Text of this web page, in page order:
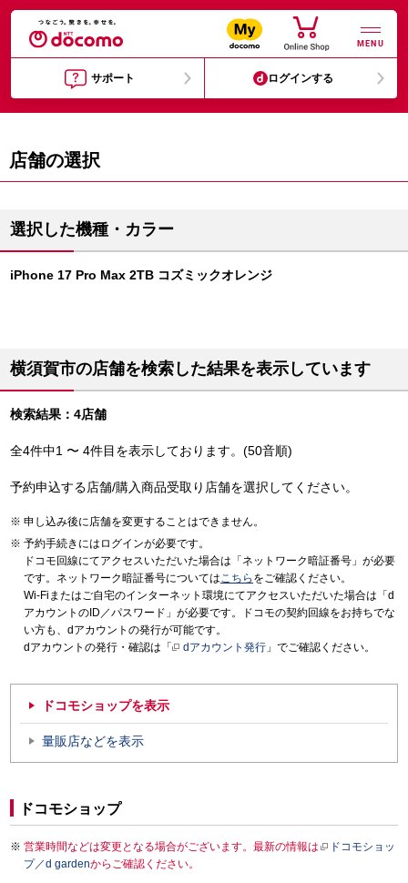
MENU
サポート ログインする
店舗の選択
選択した機種・カラー
iPhone 17 Pro Max 2TB コズミックオレンジ
横須賀市の店舗を検索した結果を表示しています
検索結果：4店舗
全4件中1 〜 4件目を表示しております。(50音順)
予約申込する店舗/購入商品受取り店舗を選択してください。
申し込み後に店舗を変更することはできません。
予約手続きにはログインが必要です。
ドコモ回線にてアクセスいただいた場合は「ネットワーク暗証番号」が必要
です。ネットワーク暗証番号についてはこちら をご確認ください。
Wi-Fiまたはご自宅のインターネット環境にてアクセスいただいた場合は「d
アカウントのID／パスワード」が必要です。ドコモの契約回線をお持ちでな
い方も、dアカウントの発行が可能です。
dアカウントの発行・確認は「
dアカウント発行 」でご確認ください。
ドコモショップを表示
量販店などを表示
ドコモショップ
営業時間などは変更となる場合がございます。最新の情報は
ドコモショッ
プ／d gardenからご確認ください。